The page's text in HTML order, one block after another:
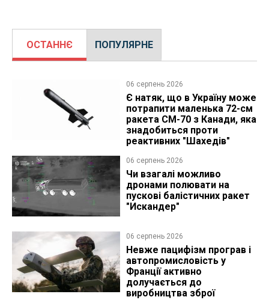
ОСТАННЄ ПОПУЛЯРНЕ
06 серпень 2026
Є натяк, що в Україну може
потрапити маленька 72-см
ракета CM-70 з Канади, яка
знадобиться проти
реактивних "Шахедів"
06 серпень 2026
Чи взагалі можливо
дронами полювати на
пускові балістичних ракет
"Искандер"
06 серпень 2026
Невже пацифізм програв і
автопромисловість у
Франції активно
долучається до
виробництва зброї